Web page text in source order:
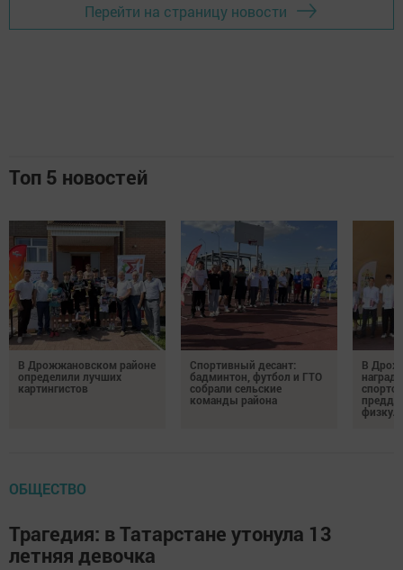
Перейти на страницу новости
Топ 5 новостей
В Дрожжановском районе
определили лучших
картингистов
Спортивный десант:
бадминтон, футбол и ГТО
собрали сельские
команды района
В
ОБЩЕСТВО
Трагедия: в Татарстане утонула 13
летняя девочка